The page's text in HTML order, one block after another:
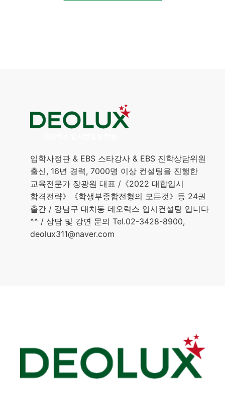
입학사정관 & EBS 스타강사 & EBS 진학상담위원
출신, 16년 경력, 7000명 이상 컨설팅을 진행한
교육전문가 장광원 대표 /《2022 대합입시
합격전략》《학생부종합전형의 모든것》등 24권
출간 / 강남구 대치동 데오럭스 입시컨설팅 입니다
^^ / 상담 및 강연 문의 Tel.02-3428-8900,
deolux311@naver.com